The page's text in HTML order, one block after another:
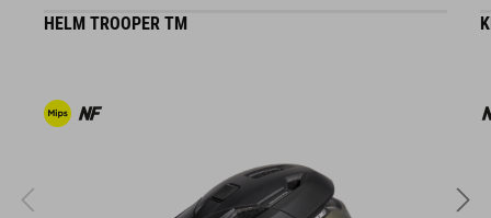
Fach für Rückenprotektor SAS-TEC LB-L
Werkzeugfach im Hauptfach
HELM TROOPER TM